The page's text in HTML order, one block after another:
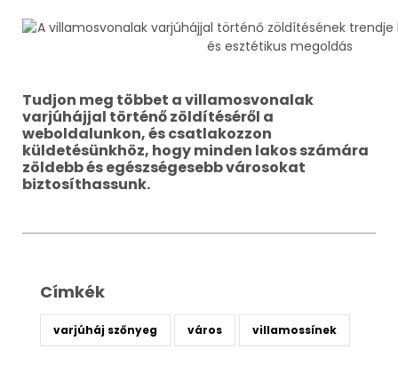
Tudjon meg többet a villamosvonalak
varjúhájjal történő zöldítéséről a
weboldalunkon, és csatlakozzon
küldetésünkhöz, hogy minden lakos számára
zöldebb és egészségesebb városokat
biztosíthassunk.
Címkék
varjúháj szőnyeg város villamossínek